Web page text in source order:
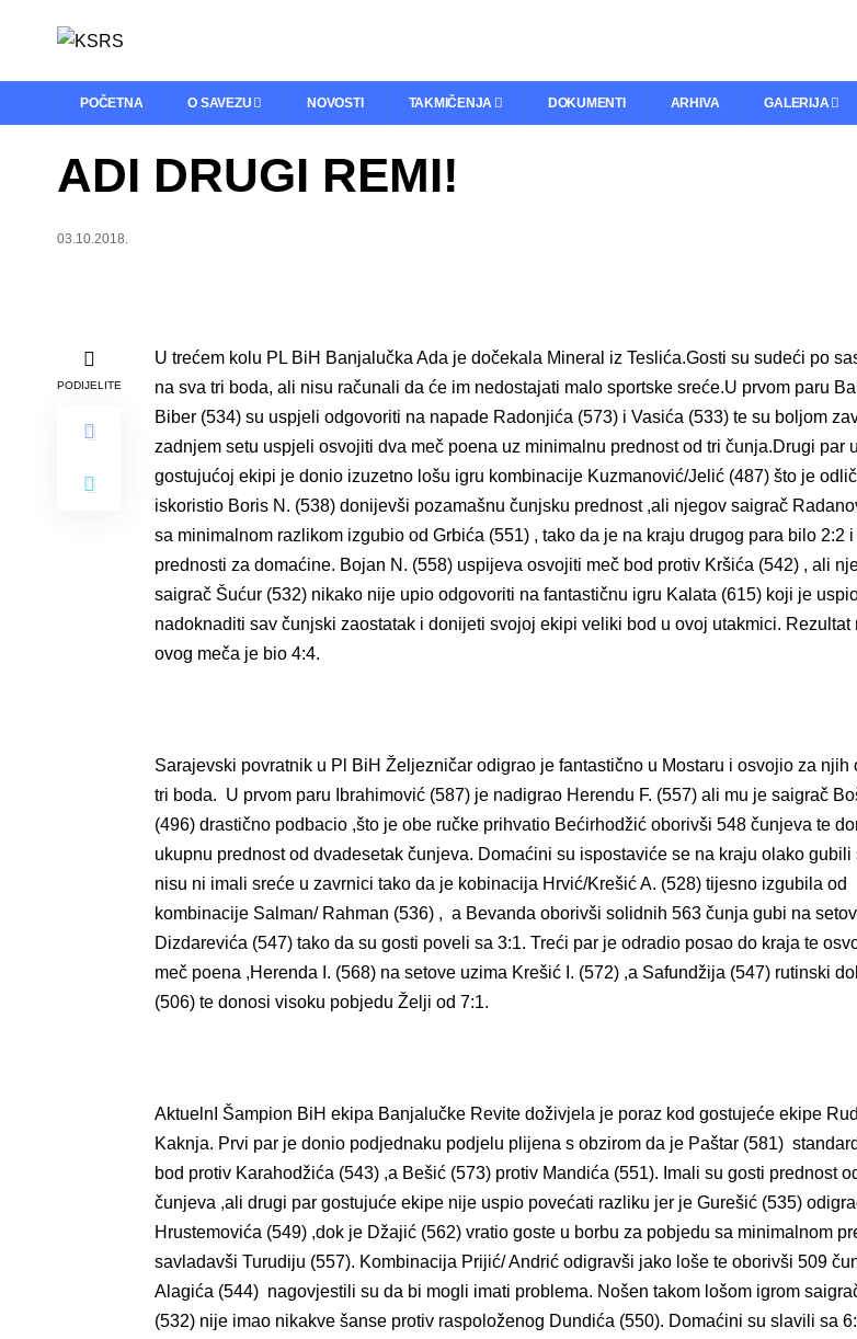
POČETNA O SAVEZU NOVOSTI TAKMIČENJA DOKUMENTI ARHIVA GALERIJA
ADI DRUGI REMI!
03.10.2018.
PODIJELITE
U trećem kolu PL BiH Banjalučka Ada je dočekala Mineral iz Teslića.Gosti su sudeći po
na sva tri boda, ali nisu računali da će im nedostajati malo sportske sreće.U prvom paru
Biber (534) su uspjeli odgovoriti na napade Radonjića (573) i Vasića (533) te su boljom
zadnjem setu uspjeli osvojiti dva meč poena uz minimalnu prednost od tri čunja.Drugi par u
gostujućoj ekipi je donio izuzetno lošu igru kombinacije Kuzmanović/Jelić (487) što je
iskoristio Boris N. (538) donijevši pozamašnu čunjsku prednost ,ali njegov saigrač
sa minimalnom razlikom izgubio od Grbića (551) , tako da je na kraju drugog para bilo 2:2
prednosti za domaćine. Bojan N. (558) uspijeva osvojiti meč bod protiv Kršića (542) , ali
saigrač Šućur (532) nikako nije upio odgovoriti na fantastičnu igru Kalata (615) koji je
nadoknaditi sav čunjski zaostatak i donijeti svojoj ekipi veliki bod u ovoj utakmici. Rezultat
ovog meča je bio 4:4.
Sarajevski povratnik u Pl BiH Željezničar odigrao je fantastično u Mostaru i osvojio za njih
tri boda. U prvom paru Ibrahimović (587) je nadigrao Herendu F. (557) ali mu je saigrač
(496) drastično podbacio ,što je obe ručke prihvatio Bećirhodžić oborivši 548 čunjeva te
ukupnu prednost od dvadesetak čunjeva. Domaćini su ispostaviće se na kraju olako gubili
nisu ni imali sreće u zavrnici tako da je kobinacija Hrvić/Krešić A. (528) tijesno izgubila od
kombinacije Salman/ Rahman (536) , a Bevanda oborivši solidnih 563 čunja gubi na
Dizdarevića (547) tako da su gosti poveli sa 3:1. Treći par je odradio posao do kraja te
meč poena ,Herenda I. (568) na setove uzima Krešić I. (572) ,a Safundžija (547) rutinski
(506) te donosi visoku pobjedu Želji od 7:1.
AktuelnI Šampion BiH ekipa Banjalučke Revite doživjela je poraz kod gostujeće ekipe
Kaknja. Prvi par je donio podjednaku podjelu plijena s obzirom da je Paštar (581)
bod protiv Karahodžića (543) ,a Bešić (573) protiv Mandića (551). Imali su gosti prednost
čunjeva ,ali drugi par gostujuće ekipe nije uspio povećati razliku jer je Gurešić (535)
Hrustemovića (549) ,dok je Džajić (562) vratio goste u borbu za pobjedu sa minimalnom
savladavši Turudiju (557). Kombinacija Prijić/ Andrić odigravši jako loše te oborivši 509
Alagića (544) nagovjestili su da bi mogli imati problema. Nošen takom lošom igrom
(532) nije imao nikakve šanse protiv raspoloženog Dundića (550). Domaćini su slavili sa